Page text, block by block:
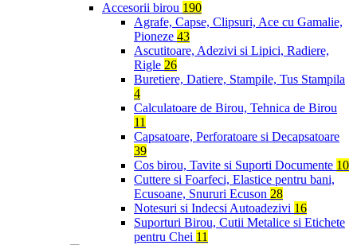
Accesorii birou 190
Agrafe, Capse, Clipsuri, Ace cu Gamalie,
Pioneze 43
Ascutitoare, Adezivi si Lipici, Radiere,
Rigle 26
Buretiere, Datiere, Stampile, Tus Stampila
4
Calculatoare de Birou, Tehnica de Birou
11
Capsatoare, Perforatoare si Decapsatoare
39
Cos birou, Tavite si Suporti Documente 10
Cuttere si Foarfeci, Elastice pentru bani,
Ecusoane, Snururi Ecuson 28
Notesuri si Indecsi Autoadezivi 16
Suporturi Birou, Cutii Metalice si Etichete
pentru Chei 11